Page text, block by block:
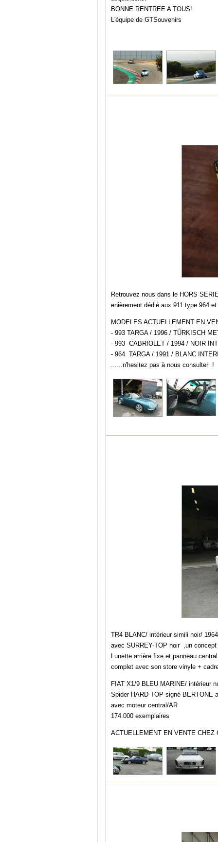
BONNE RENTREE A TOUS!
L'équipe de GTSouvenirs
Retrouvez nous dans le HORS
enièrement dédié aux 911 type 964 et
MODELES ACTUELLEMENT EN
- 993 TARGA / 1996 / TÛRKISCH
- 993 CABRIOLET / 1994 / NOIR
- 964 TARGA / 1991 / BLANC
......n'hesitez pas à nous consulter !
TR4 BLANC/ intérieur simili noir/
avec SURREY-TOP noir ,un concept
Lunette arrière fixe et panneau
complet avec son store vinyle +
FIAT X1/9 BLEU MARINE/ intérieur
Spider HARD-TOP signé BERTONE
avec moteur central/AR
174.000 exemplaires
ACTUELLEMENT EN VENTE CHEZ